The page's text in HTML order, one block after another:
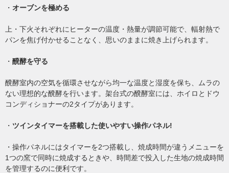
・ オーブンを極める
上・下火それぞれにヒーターの温度・熱量が調節可能で、輻射熱で
パンを焦げ付かせることなく、思いのままに焼き上げられます。
・ 醗酵を守る
醗酵室内の空気を循環させながら均一な温度と湿度を保ち、ムラの
ない理想的な醗酵を行います。架台式の醗酵室には、ホイロとドウ
コンディショナーの2タイプがあります。
・ ツインタイマーを搭載した使いやすい操作パネル!
・操作パネルにはタイマーを2つ搭載し、焼成時間が違うメニューを
1つの窯で同時に焼成するときや、時間差で投入した生地の焼成時間
を管理するのに便利です。